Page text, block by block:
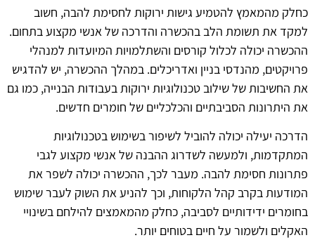
כחלק מהמאמץ להטמיע גישות ירוקות לחסימת להבה, חשוב
למקד את תשומת הלב בהכשרה והדרכה של אנשי מקצוע בתחום.
ההכשרה יכולה לכלול קורסים והשתלמויות המיועדות למנהלי
פרויקטים, מהנדסי בניין ואדריכלים. במהלך ההכשרה, יש להדגיש
את החשיבות של שילוב טכנולוגיות ירוקות בעבודות הבנייה, כמו גם
את היתרונות הסביבתיים והכלכליים של חומרים חדשים.
הדרכה יעילה יכולה להוביל לשיפור בשימוש בטכנולוגיות
המתקדמות, ולמעשה לשדרוג ההבנה של אנשי מקצוע לגבי
פתרונות חסימת להבה. מעבר לכך, ההכשרה יכולה לשפר את
המודעות בקרב קהל הלקוחות, וכך להניע את השוק לעבר שימוש
בחומרים ידידותיים לסביבה, כחלק מהמאמצים להילחם בשינויי
האקלים ולשמור על חיים בטוחים יותר.